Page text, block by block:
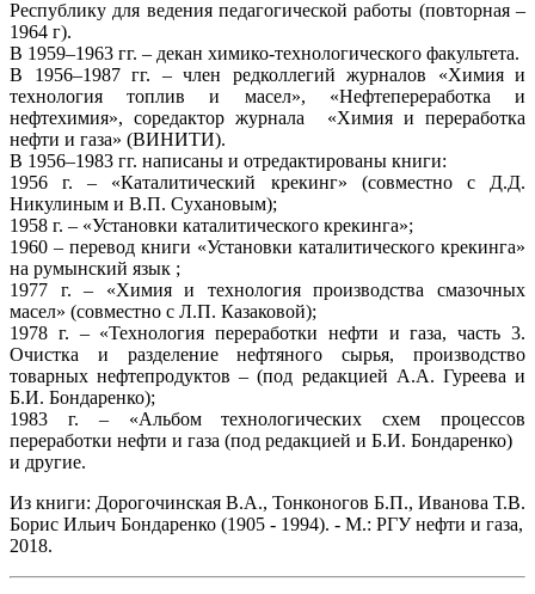
Республику для ведения педагогической работы (повторная –
1964 г).
В 1959–1963 гг. – декан химико-технологического факультета.
В 1956–1987 гг. – член редколлегий журналов «Химия и
технология топлив и масел», «Нефтепереработка и
нефтехимия», соредактор журнала «Химия и переработка
нефти и газа» (ВИНИТИ).
В 1956–1983 гг. написаны и отредактированы книги:
1956 г. – «Каталитический крекинг» (совместно с Д.Д.
Никулиным и В.П. Сухановым);
1958 г. – «Установки каталитического крекинга»;
1960 – перевод книги «Установки каталитического крекинга»
на румынский язык ;
1977 г. – «Химия и технология производства смазочных
масел» (совместно с Л.П. Казаковой);
1978 г. – «Технология переработки нефти и газа, часть 3.
Очистка и разделение нефтяного сырья, производство
товарных нефтепродуктов – (под редакцией А.А. Гуреева и
Б.И. Бондаренко);
1983 г. – «Альбом технологических схем процессов
переработки нефти и газа (под редакцией и Б.И. Бондаренко)
и другие.
Из книги: Дорогочинская В.А., Тонконогов Б.П., Иванова Т.В.
Борис Ильич Бондаренко (1905 - 1994). - М.: РГУ нефти и газа,
2018.